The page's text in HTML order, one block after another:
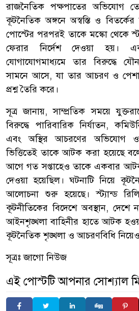
রাজনৈতিক পক্ষপাতের অভিযোগ
কূটনৈতিক অঙ্গনে অস্বস্তি ও
পোস্টের পরপরই তাকে মস্কো থেকে
ফেরার নির্দেশ দেওয়া হয়।
যোগাযোগমাধ্যমে তার বিরুদ্ধে
সামনে আসে, যা তার আচরণ ও
প্রশ্ন তৈরি করে।
সূত্র জানায়, সাম্প্রতিক সময়ে
বিরুদ্ধে পারিবারিক নির্যাতন,
এবং অস্থির আচরণের অভিযোগ
ভিত্তিতেই তাকে আটক করা হয়েছে
আগে গত সপ্তাহেও তাকে একবার
দেওয়া হয়েছিল। ঘটনাটি নিয়ে
আলোচনা শুরু হয়েছে। স্ট্যান্ড
কূটনীতিকের বিদেশে অবস্থান, দেশে
আইনশৃঙ্খলা বাহিনীর হাতে আটক
কূটনৈতিক শৃঙ্খলা ও আচরণবিধি নিয়েও
সূত্রঃ জাগো নিউজ
এই পোস্টটি আপনার সোশ্যাল